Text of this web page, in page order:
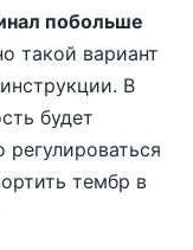
побольше
такой вариант
В
будет
регулироваться
тембр в